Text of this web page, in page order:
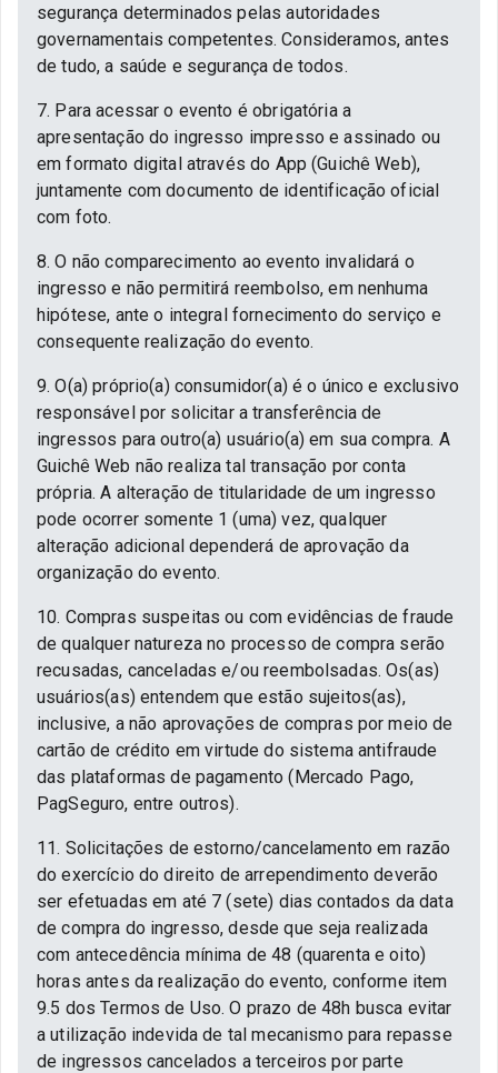
segurança determinados pelas autoridades
governamentais competentes. Consideramos, antes
de tudo, a saúde e segurança de todos.
7. Para acessar o evento é obrigatória a
apresentação do ingresso impresso e assinado ou
em formato digital através do App (Guichê Web),
juntamente com documento de identificação oficial
com foto.
8. O não comparecimento ao evento invalidará o
ingresso e não permitirá reembolso, em nenhuma
hipótese, ante o integral fornecimento do serviço e
consequente realização do evento.
9. O(a) próprio(a) consumidor(a) é o único e exclusivo
responsável por solicitar a transferência de
ingressos para outro(a) usuário(a) em sua compra. A
Guichê Web não realiza tal transação por conta
própria. A alteração de titularidade de um ingresso
pode ocorrer somente 1 (uma) vez, qualquer
alteração adicional dependerá de aprovação da
organização do evento.
10. Compras suspeitas ou com evidências de fraude
de qualquer natureza no processo de compra serão
recusadas, canceladas e/ou reembolsadas. Os(as)
usuários(as) entendem que estão sujeitos(as),
inclusive, a não aprovações de compras por meio de
cartão de crédito em virtude do sistema antifraude
das plataformas de pagamento (Mercado Pago,
PagSeguro, entre outros).
11. Solicitações de estorno/cancelamento em razão
do exercício do direito de arrependimento deverão
ser efetuadas em até 7 (sete) dias contados da data
de compra do ingresso, desde que seja realizada
com antecedência mínima de 48 (quarenta e oito)
horas antes da realização do evento, conforme item
9.5 dos Termos de Uso. O prazo de 48h busca evitar
a utilização indevida de tal mecanismo para repasse
de ingressos cancelados a terceiros por parte